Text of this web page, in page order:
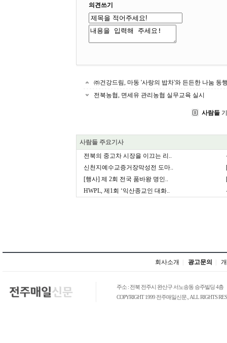
의견쓰기
㈜건강드림, 마동 '사랑의 밥차'와 든든한 나눔 동
전북농협, 면세유 관리농협 실무교육 실시
사람들
사람들 주요기사
전북의 중고차 시장을 이끄는 리..
신천지예수교증거장막성전 도마..
[행사] 제 2회 전국 품바왕 명인..
HWPL, 제1회 ‘익산종교인 대화..
회사소개 광고문의
주소 : 전북 전주시 완산구 서노송동 승주빌딩 4층
COPYRIGHT 1999 전주매일신문., ALL RIGHTS